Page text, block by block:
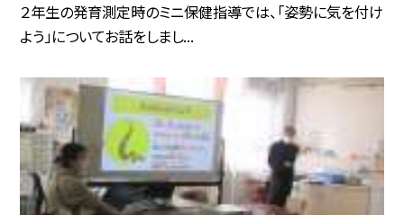
２年生の発育測定時のミニ保健指導では、「姿勢に気を付け
よう」についてお話をしまし...